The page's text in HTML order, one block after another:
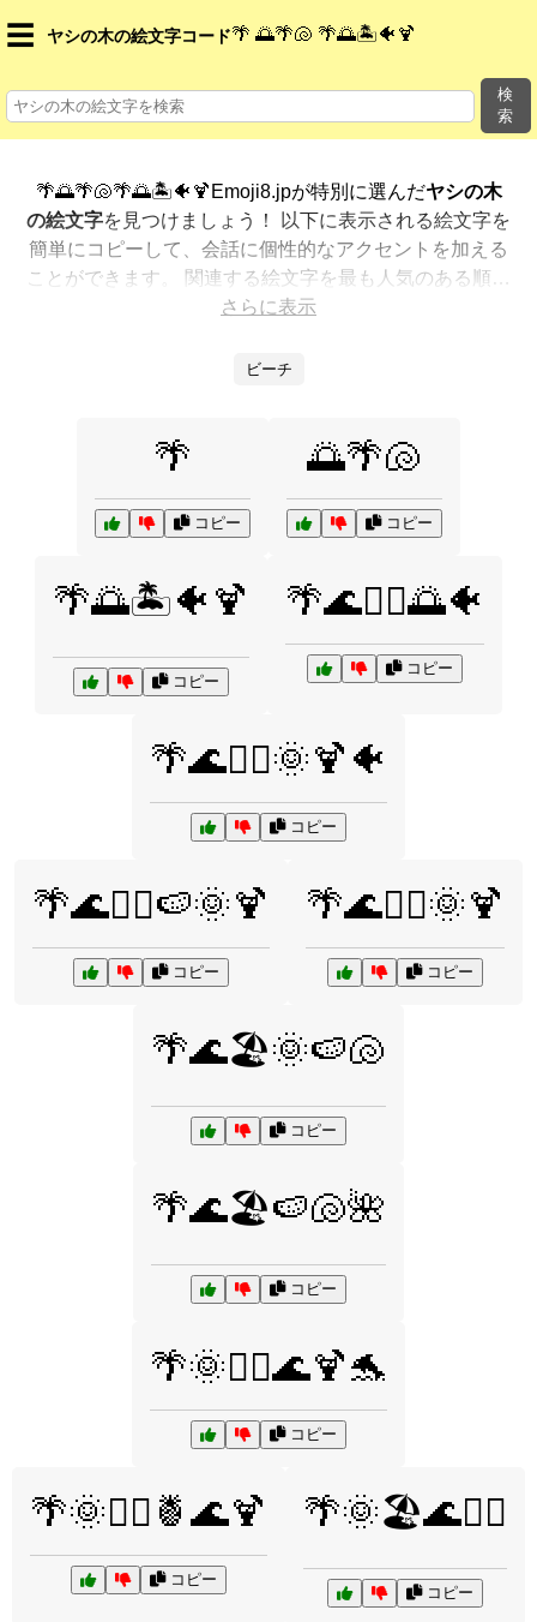
☰ ヤシの木の絵文字コード 🌴 🌅🌴🐚 🌴🌅🏝️🐠🍹
検
索
🌴🌅🌴🐚🌴🌅🏝️🐠🍹Emoji8.jpが特別に選んだヤシの木
の絵文字を見つけましょう！ 以下に表示される絵文字を
簡単にコピーして、会話に個性的なアクセントを加える
ことができます。 関連する絵文字を最も人気のある順に
表示しました。さらに多くのオプションが欲しいです
する方法を見つけましょう。
さらに表示
ビーチ
🌴
コピー
🌅🌴🐚
コピー
🌴🌅🏝️🐠🍹
コピー
🌴🌊🏄‍♀️🌅🐠
コピー
🌴🌊🏄‍♀️🌞🍹🐠
コピー
🌴🌊🏄‍♀️🍉🌞🍹
コピー
🌴🌊🏄‍♂️🌞🍹
コピー
🌴🌊🏖️🌞🍉🐚
コピー
🌴🌊🏖️🍉🐚🌺
コピー
🌴🌞🏄‍♂️🌊🍹🐬
コピー
🌴🌞🏄‍♂️🍍🌊🍹
コピー
🌴🌞🏖️🌊🏄‍♀️
コピー